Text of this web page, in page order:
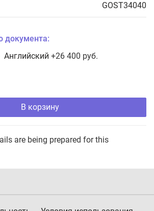
GOST34040
документа:
Английский +26 400 руб.
В корзину
are being prepared for this